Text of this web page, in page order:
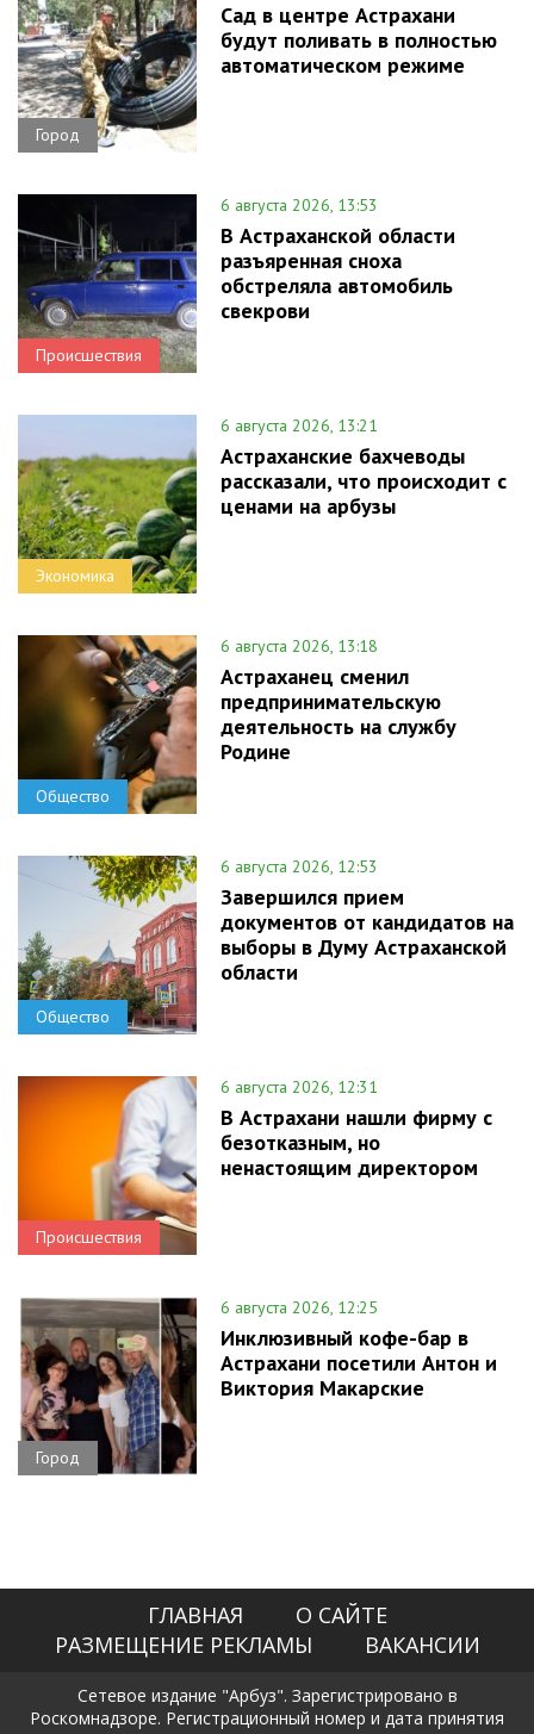
Город
Сад в центре Астрахани
будут поливать в полностью
автоматическом режиме
Происшествия
6 августа 2026, 13:53
В Астраханской области
разъяренная сноха
обстреляла автомобиль
свекрови
Экономика
6 августа 2026, 13:21
Астраханские бахчеводы
рассказали, что происходит с
ценами на арбузы
Общество
6 августа 2026, 13:18
Астраханец сменил
предпринимательскую
деятельность на службу
Родине
Общество
6 августа 2026, 12:53
Завершился прием
документов от кандидатов на
выборы в Думу Астраханской
области
Происшествия
6 августа 2026, 12:31
В Астрахани нашли фирму с
безотказным, но
ненастоящим директором
Город
6 августа 2026, 12:25
Инклюзивный кофе-бар в
Астрахани посетили Антон и
Виктория Макарские
ГЛАВНАЯ
О САЙТЕ
РАЗМЕЩЕНИЕ РЕКЛАМЫ
ВАКАНСИИ
Сетевое издание "Арбуз". Зарегистрировано в
Роскомнадзоре. Регистрационный номер и дата принятия